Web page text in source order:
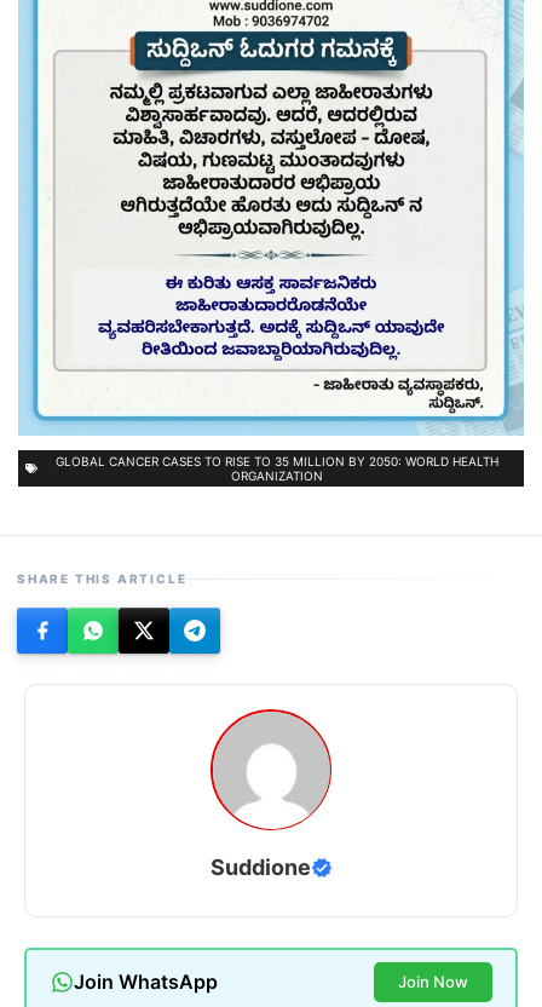
GLOBAL CANCER CASES TO RISE TO 35 MILLION BY 2050: WORLD HEALTH
ORGANIZATION
SHARE THIS ARTICLE
Suddione
Join WhatsApp Join Now